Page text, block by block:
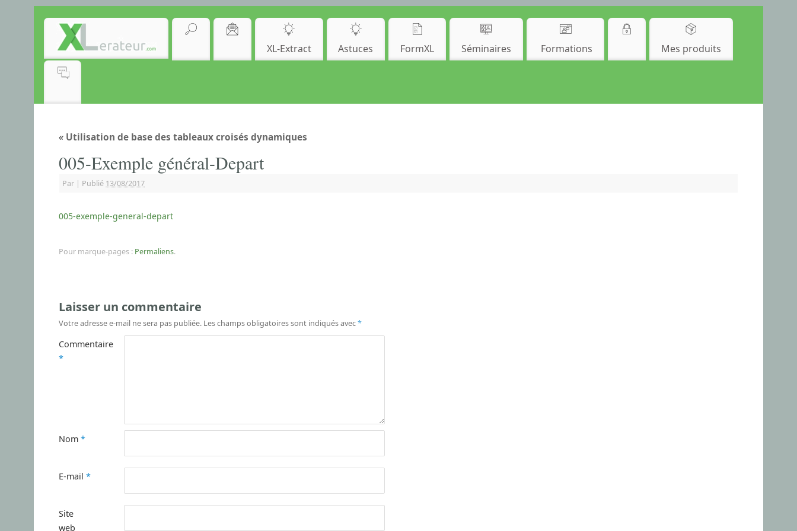
XL-Extract Astuces FormXL Séminaires Formations Mes produits
« Utilisation de base des tableaux croisés dynamiques
005-Exemple général-Depart
Par | Publié 13/08/2017
005-exemple-general-depart
Pour marque-pages : Permaliens.
Laisser un commentaire
Votre adresse e-mail ne sera pas publiée. Les champs obligatoires sont indiqués avec*
Commentaire
*
Nom *
E-mail *
Site
web